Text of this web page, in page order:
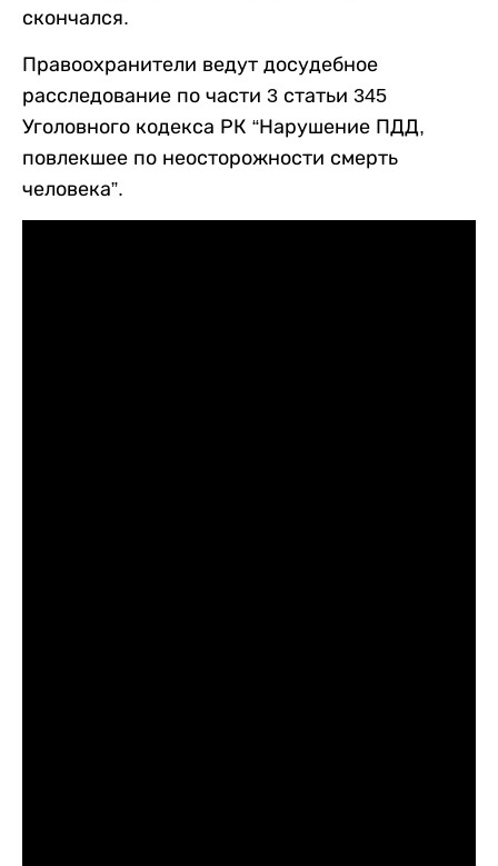
скончался.
Правоохранители ведут досудебное
расследование по части 3 статьи 345
Уголовного кодекса РК “Нарушение ПДД,
повлекшее по неосторожности смерть
человека”.